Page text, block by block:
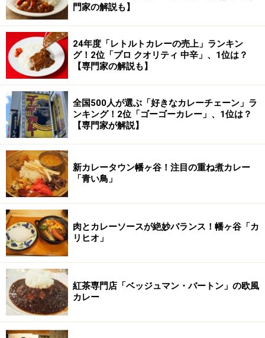
門家の解説も】
24年度「レトルトカレーの売上」ランキン
グ！2位「プロ クオリティ 中辛」、1位は？
【専門家の解説も】
全国500人が選ぶ「好きなカレーチェーン」ラ
ンキング！2位「ゴーゴーカレー」、1位は？
【専門家が解説】
新カレータウン幡ヶ谷！注目の重ね煮カレー
「青い鳥」
肉とカレーソースが絶妙バランス！幡ヶ谷「カ
リヒオ」
紅茶専門店「ベッジュマン・バートン」の欧風
カレー